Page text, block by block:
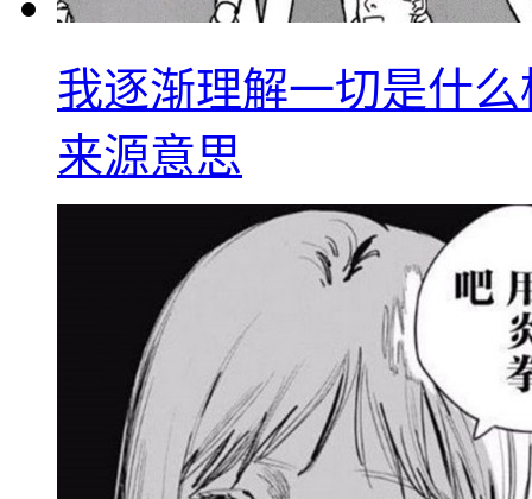
我逐渐理解一切是什
来源意思